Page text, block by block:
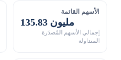
الأسهم القائمة
135.83 مليون
إجمالي الأسهم المُصدَرة
المتداولة